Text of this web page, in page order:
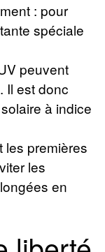
: pour
spéciale
peuvent
Il est donc
à indice
les premières
les
en